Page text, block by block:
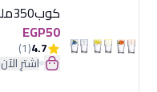
EGP50
4.7
(1)
اشترِ الآن